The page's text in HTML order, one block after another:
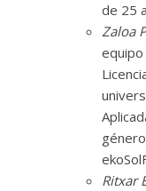
de 25
Zaloa
Ritxar